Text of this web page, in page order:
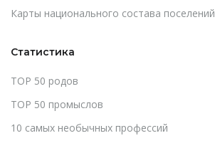
Карты национального состава поселений
Статистика
TOP 50 родов
TOP 50 промыслов
10 самых необычных профессий